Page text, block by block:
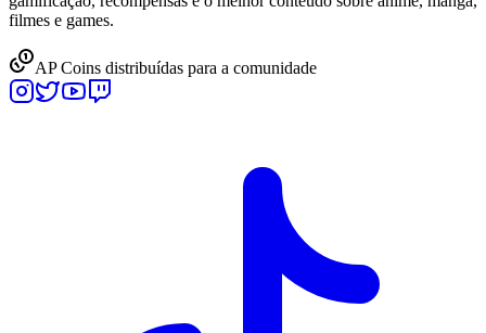
filmes e games.
AP Coins distribuídas para a comunidade